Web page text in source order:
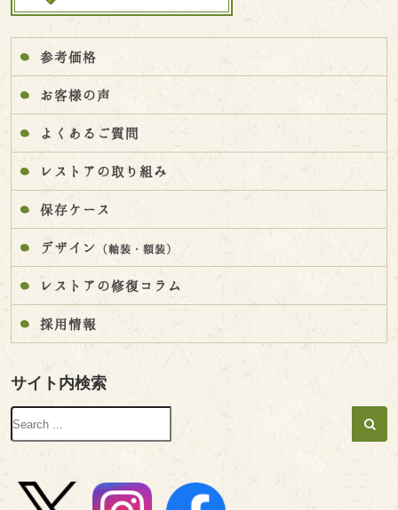
参考価格
お客様の声
よくあるご質問
レストアの取り組み
保存ケース
デザイン （軸装・額装）
レストアの修復コラム
採用情報
サイト内検索